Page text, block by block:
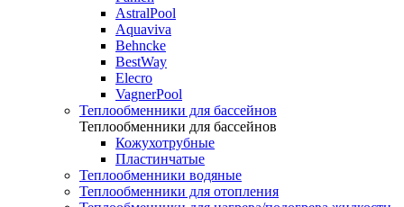
AstralPool
Aquaviva
Behncke
BestWay
Elecro
VagnerPool
Теплообменники для бассейнов
Теплообменники для бассейнов
Кожухотрубные
Пластинчатые
Теплообменники водяные
Теплообменники для отопления